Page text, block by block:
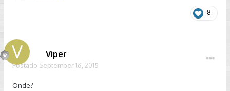
8
Viper
Postado September 16, 2015
Onde?